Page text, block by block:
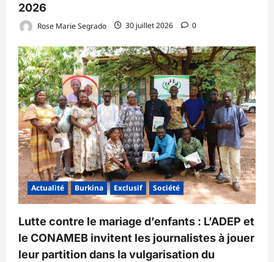
2026
Rose Marie Segrado 30 juillet 2026 0
Actualité Burkina Exclusif Société
Lutte contre le mariage d’enfants : L’ADEP et
le CONAMEB invitent les journalistes à jouer
leur partition dans la vulgarisation du